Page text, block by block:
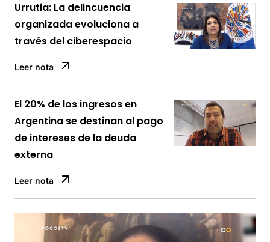
Urrutia: La delincuencia
organizada evoluciona a
través del ciberespacio
Leer nota
El 20% de los ingresos en
Argentina se destinan al pago
de intereses de la deuda
externa
Leer nota